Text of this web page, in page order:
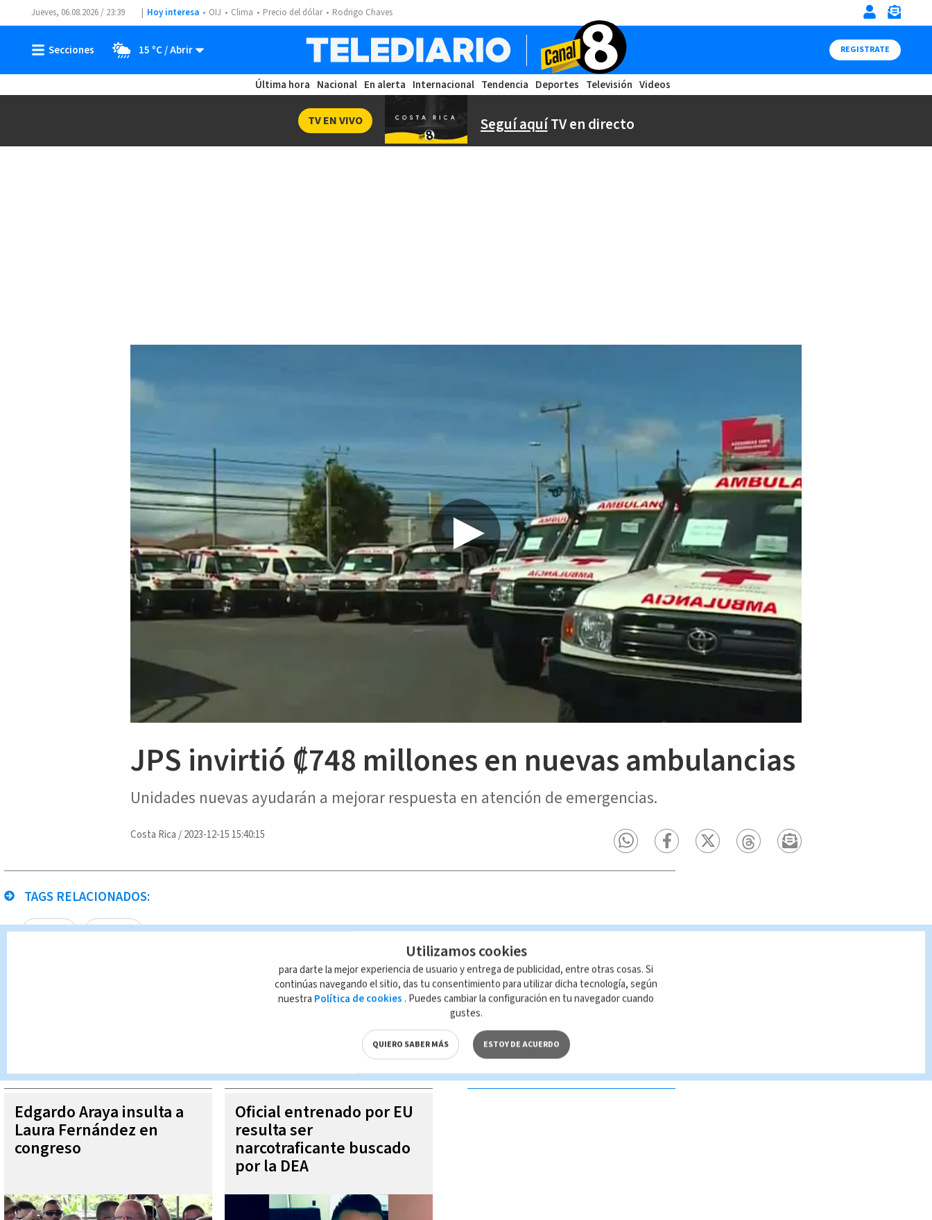
Jueves, 06.08.2026 / 23:39 Hoy interesa OIJ Clima Precio del dólar Rodrigo Chaves
15 ºC REGISTRATE
Última hora Nacional En alerta Internacional Tendencia Deportes Televisión Videos
Seguí aquíTV en directo
TV EN VIVO
JPS invirtió ₡748 millones en nuevas ambulancias
Unidades nuevas ayudarán a mejorar respuesta en atención de emergencias.
Costa Rica /2023-12-15 15:40:15
TAGS RELACIONADOS:
JPS Cruz Roja
Queda prohibida la reproducción total o parcial del contenido de esta página, mismo que es propiedad de TELEDIARIO; su reproducción no
MÁS VIDEOS
Edgardo Araya insulta a
Laura Fernández en
congreso
Oficial entrenado por EU
resulta ser
narcotraficante buscado
por la DEA
Utilizamos cookies
para darte la mejor experiencia de usuario y entrega de publicidad, entre otras cosas. Si
continúas navegando el sitio, das tu consentimiento para utilizar dicha tecnología, según
nuestra Política de cookies . Puedes cambiar la configuración en tu navegador cuando
gustes.
QUIERO SABER MÁS ESTOY DE ACUERDO